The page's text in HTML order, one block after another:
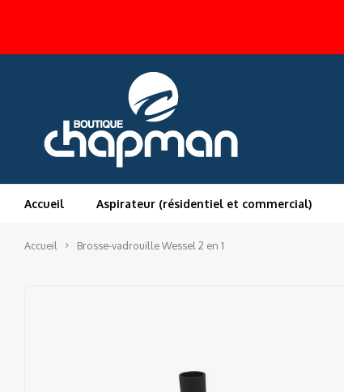
Accueil Aspirateur (résidentiel et commercial)
Accueil Brosse-vadrouille Wessel 2 en 1